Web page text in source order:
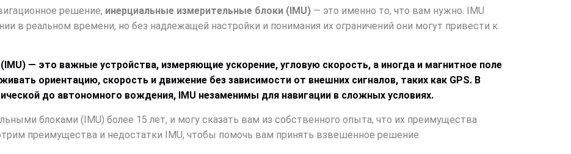
решение, инерциальные измерительные блоки (IMU) — это именно то, что вам нужно. IMU
в реальном времени, но без надлежащей настройки и понимания их ограничений они могут привести к
— это важные устройства, измеряющие ускорение, угловую скорость, а иногда и магнитное поле
ориентацию, скорость и движение без зависимости от внешних сигналов, таких как GPS. В
до автономного вождения, IMU незаменимы для навигации в сложных условиях.
блоками (IMU) более 15 лет, и могу сказать вам из собственного опыта, что их преимущества
преимущества и недостатки IMU, чтобы помочь вам принять взвешенное решение.